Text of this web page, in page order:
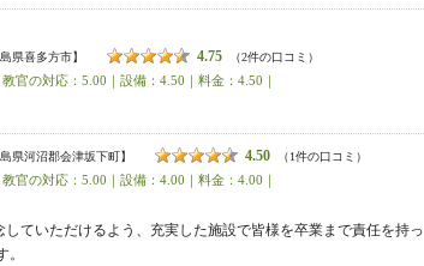
県喜多方市】 4.75 （2件の口コミ）
官の対応：5.00｜設備：4.50｜料金：4.50｜
県河沼郡会津坂下町】 4.50 （1件の口コミ）
官の対応：5.00｜設備：4.00｜料金：4.00｜
していただけるよう、充実した施設で皆様を卒業まで責任を持っ